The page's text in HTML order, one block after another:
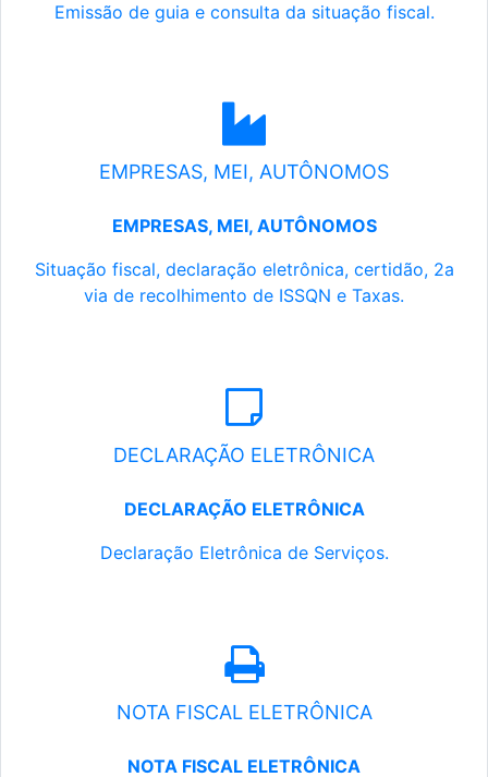
Emissão de guia e consulta da situação fiscal.
EMPRESAS, MEI, AUTÔNOMOS
EMPRESAS, MEI, AUTÔNOMOS
Situação fiscal, declaração eletrônica, certidão, 2a
via de recolhimento de ISSQN e Taxas.
DECLARAÇÃO ELETRÔNICA
DECLARAÇÃO ELETRÔNICA
Declaração Eletrônica de Serviços.
NOTA FISCAL ELETRÔNICA
NOTA FISCAL ELETRÔNICA